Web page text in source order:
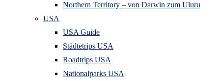
Northern Territory – von Darwin zum Uluru
USA
USA Guide
Städtetrips USA
Roadtrips USA
Nationalparks USA